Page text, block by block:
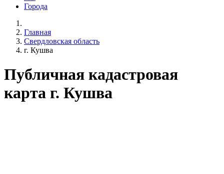
Города
Главная
Свердловская область
г. Кушва
Публичная кадастровая
карта г. Кушва